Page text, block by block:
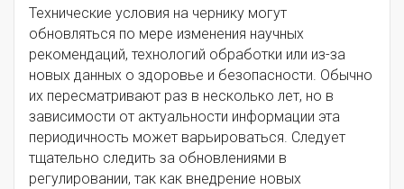
Технические условия на чернику могут
обновляться по мере изменения научных
рекомендаций, технологий обработки или из-за
новых данных о здоровье и безопасности. Обычно
их пересматривают раз в несколько лет, но в
зависимости от актуальности информации эта
периодичность может варьироваться. Следует
тщательно следить за обновлениями в
регулировании, так как внедрение новых